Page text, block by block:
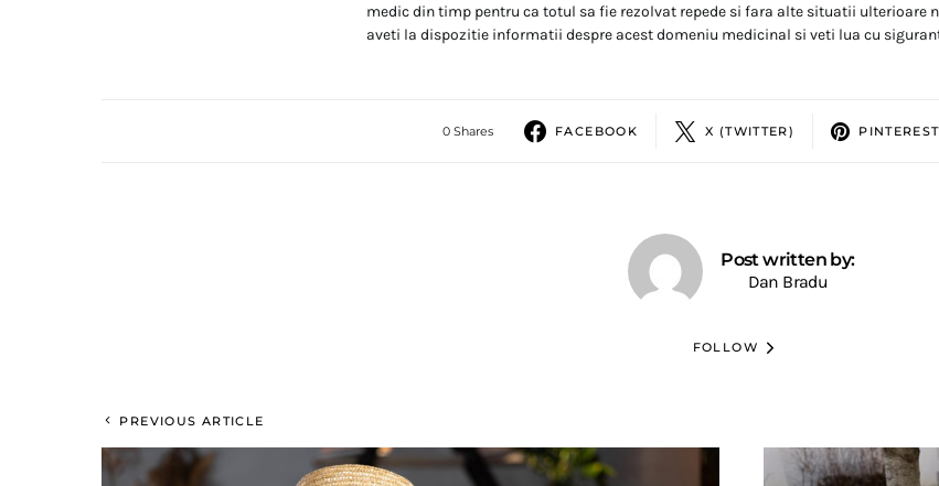
medic din timp pentru ca totul sa fie rezolvat repede si fara alte situatii ulterioare
aveti la dispozitie informatii despre acest domeniu medicinal si veti lua cu
0 Shares FACEBOOK X (TWITTER) PINTEREST
Post written by:
Dan Bradu
FOLLOW
PREVIOUS ARTICLE